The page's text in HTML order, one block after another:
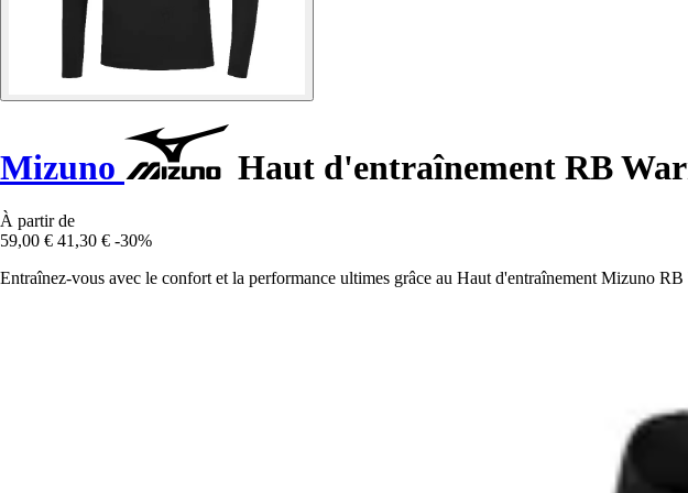
Mizuno Haut d'entraînement RB
À partir de
59,00 € 41,30 € -30%
Entraînez-vous avec le confort et la performance ultimes grâce au Haut d'entraînement Mizuno